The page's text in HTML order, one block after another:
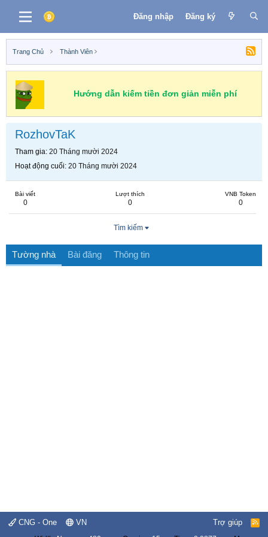
Đăng nhập Đăng ký
Trang Chủ Thành Viên
Hướng dẫn kiếm tiền đơn giản miễn phí
RozhovTaK
Tham gia 20 Tháng mười 2024
Hoạt động cuối 20 Tháng mười 2024
Bài viết
0
Lượt thích
0
VNB Token
0
Tìm kiếm
Tường nhà Bài đăng Thông tin
CNG - One VN Trợ giúp
R